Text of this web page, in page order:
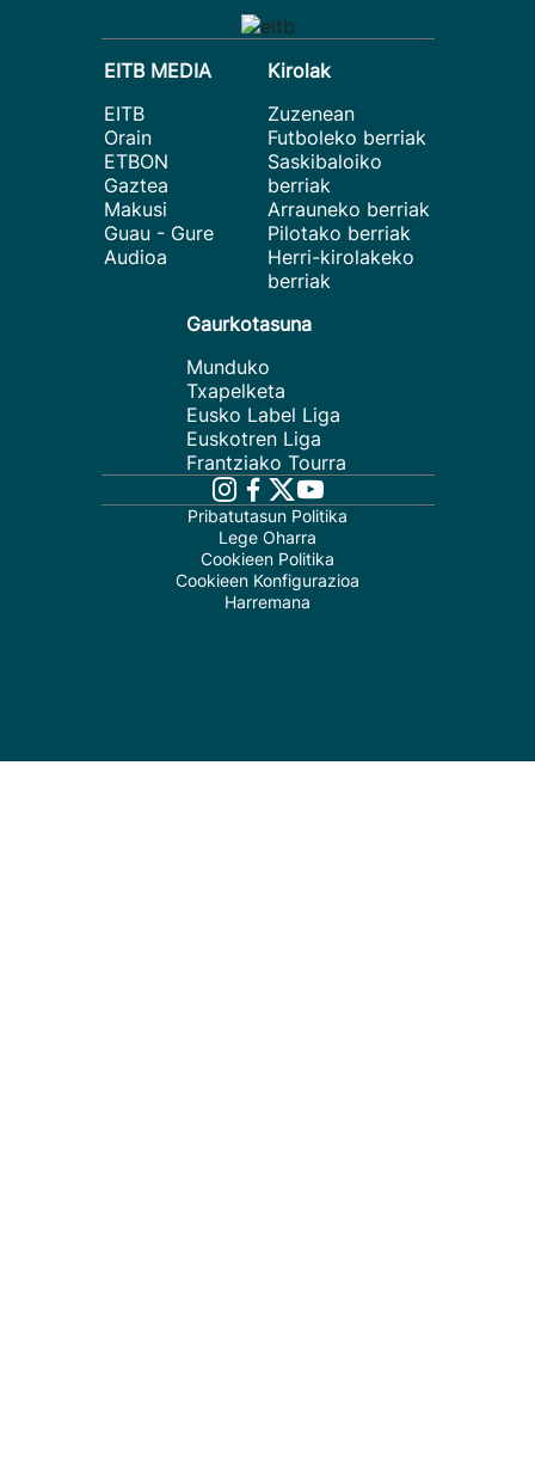
EITB MEDIA
EITB
Orain
ETBON
Gaztea
Makusi
Guau - Gure
Audioa
Kirolak
Zuzenean
Futboleko berriak
Saskibaloiko
berriak
Arrauneko berriak
Pilotako berriak
Herri-kirolakeko
berriak
Gaurkotasuna
Munduko
Txapelketa
Eusko Label Liga
Euskotren Liga
Frantziako Tourra
Pribatutasun Politika
Lege Oharra
Cookieen Politika
Cookieen Konfigurazioa
Harremana